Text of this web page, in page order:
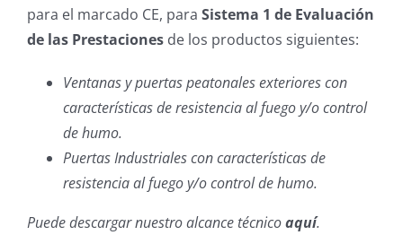
para el marcado CE, para Sistema 1 de Evaluación
de las Prestaciones de los productos siguientes:
Ventanas y puertas peatonales exteriores con
características de resistencia al fuego y/o control
de humo.
Puertas Industriales con características de
resistencia al fuego y/o control de humo.
Puede descargar nuestro alcance técnicoaquí.